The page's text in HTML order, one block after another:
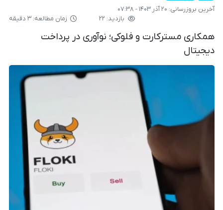
آخرین بروزرسانی: ۲۰ آذر ۱۴۰۳ - ۰۷:۳۸
بازدید: ۲۲
زمان مطالعه: ۳ دقیقه
همکاری مسترکارت و فلوکی؛ نوآوری در پرداخت
دیجیتال